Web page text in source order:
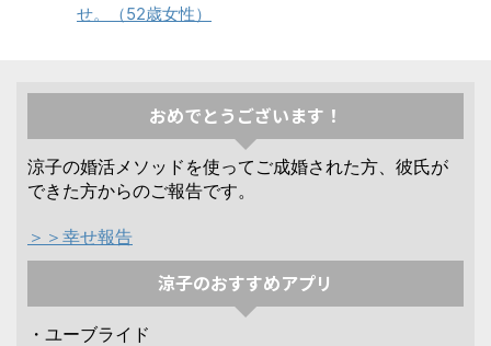
せ。（52歳女性）
おめでとうございます！
涼子の婚活メソッドを使ってご成婚された方、彼氏が
できた方からのご報告です。
＞＞幸せ報告
涼子のおすすめアプリ
・ユーブライド